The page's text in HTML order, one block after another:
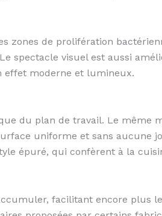
zones de prolifération
spectacle visuel est aussi
effet moderne et lumineux.
du plan de travail. Le même
uniforme et sans aucune
épuré, qui confèrent à la
facilitant encore plus le